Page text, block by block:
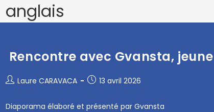
anglais
Rencontre avec Gvansta,
Laure CARAVACA 13 avril 2026
Diaporama élaboré et présenté par Gvansta